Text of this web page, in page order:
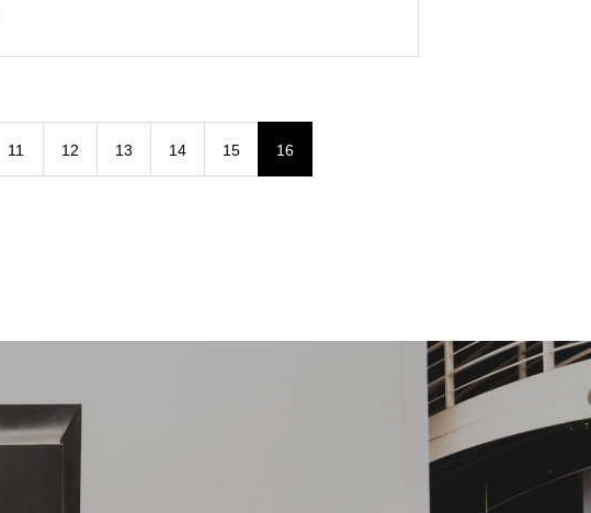
11 12 13 14 15 16